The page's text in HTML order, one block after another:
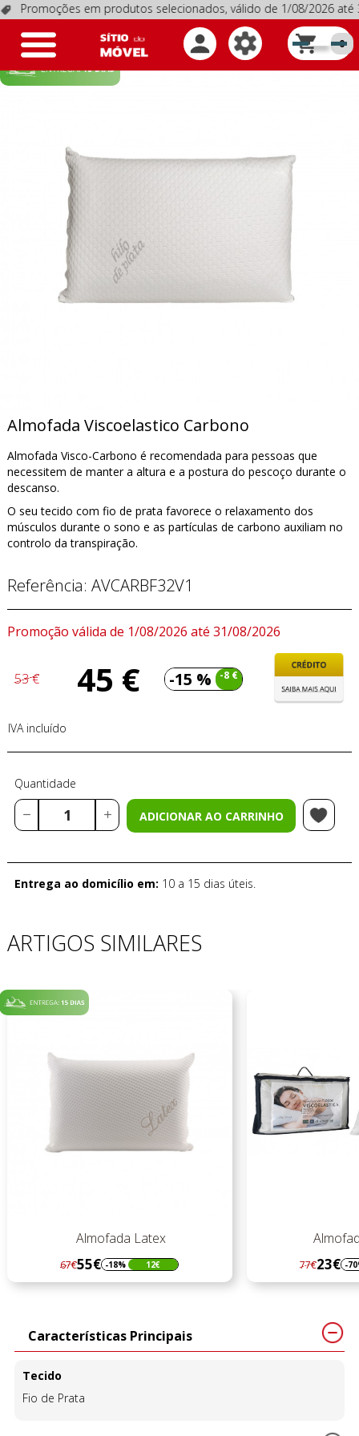
em produtos selecionados, válido de 1/08/2026 até
Toggle
navigation 0
Almofada Viscoelastico Carbono
Almofada Visco-Carbono é recomendada para pessoas que
necessitem de manter a altura e a postura do pescoço durante o
descanso.
O seu tecido com fio de prata favorece o relaxamento dos
músculos durante o sono e as partículas de carbono auxiliam no
controlo da transpiração.
Referência: AVCARBF32V1
Promoção válida de 1/08/2026 até 31/08/2026
53 € 45 € -15 % -8 €
IVA incluído
Quantidade
ADICIONAR AO CARRINHO
Entrega ao domicílio em: 10 a 15 dias úteis.
ARTIGOS SIMILARES
Almofada Latex
Regular
preço
67€55€
Preço -18% 12€
Regular
preço
77€23€
Preço -
Características Principais
Tecido
Fio de Prata